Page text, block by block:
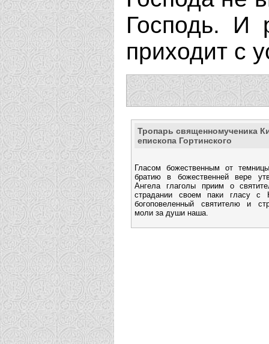
Господь. И
приходит с
Тропарь священномученика
епископа Гортинского
Гласом божественным от
братию в божественней вере
Ангела глаголы приим о
страдании своем паки гласу с
богоповеленный святителю и
моли за души наша.